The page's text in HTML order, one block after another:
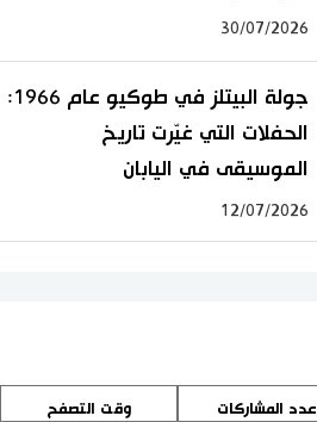
30/07/2026
جولة البيتلز في طوكيو عام 1966:
الحفلات التي غيّرت تاريخ
الموسيقى في اليابان
12/07/2026
عدد المشاركات وقت التصفح